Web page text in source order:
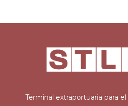
Terminal extraportuaria para